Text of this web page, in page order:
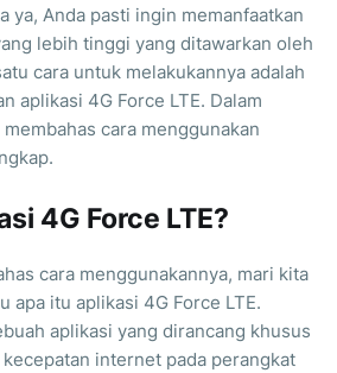
ya, Anda pasti ingin memanfaatkan
lebih tinggi yang ditawarkan oleh
cara untuk melakukannya adalah
aplikasi 4G Force LTE. Dalam
cara menggunakan
4G Force LTE?
cara menggunakannya, mari kita
apa itu aplikasi 4G Force LTE.
aplikasi yang dirancang khusus
internet pada perangkat